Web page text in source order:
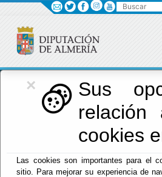
×
Sus
cookies
Las cookies son importantes para el
sitio. Para mejorar su experiencia de
Diputación
Menú
Buscar